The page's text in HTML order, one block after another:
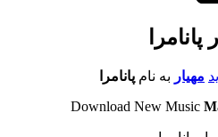
پانامرا
مهیار به نام پانامرا
Download New Music